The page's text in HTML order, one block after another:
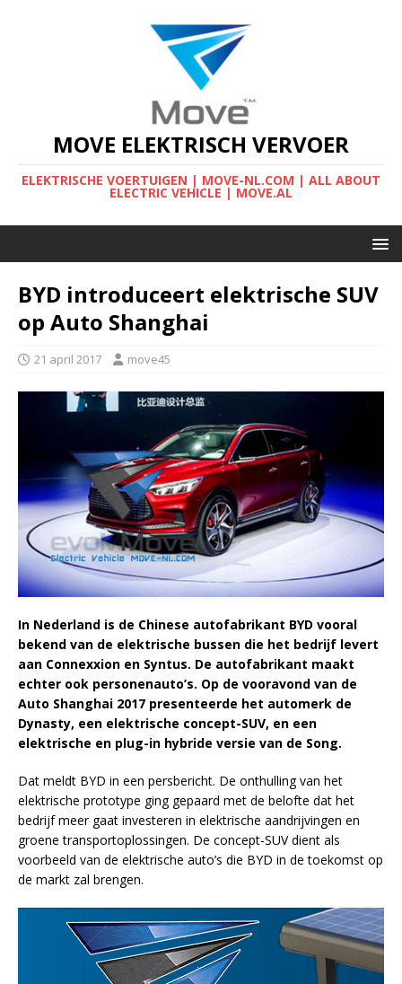
MOVE ELEKTRISCH VERVOER
ELEKTRISCHE VOERTUIGEN | MOVE-NL.COM | ALL ABOUT
ELECTRIC VEHICLE | MOVE.AL
BYD introduceert elektrische SUV
op Auto Shanghai
21 april 2017 move45
In Nederland is de Chinese autofabrikant BYD vooral
bekend van de elektrische bussen die het bedrijf levert
aan Connexxion en Syntus. De autofabrikant maakt
echter ook personenauto’s. Op de vooravond van de
Auto Shanghai 2017 presenteerde het automerk de
Dynasty, een elektrische concept-SUV, en een
elektrische en plug-in hybride versie van de Song.
Dat meldt BYD in een persbericht. De onthulling van het
elektrische prototype ging gepaard met de belofte dat het
bedrijf meer gaat investeren in elektrische aandrijvingen en
groene transportoplossingen. De concept-SUV dient als
voorbeeld van de elektrische auto’s die BYD in de toekomst op
de markt zal brengen.